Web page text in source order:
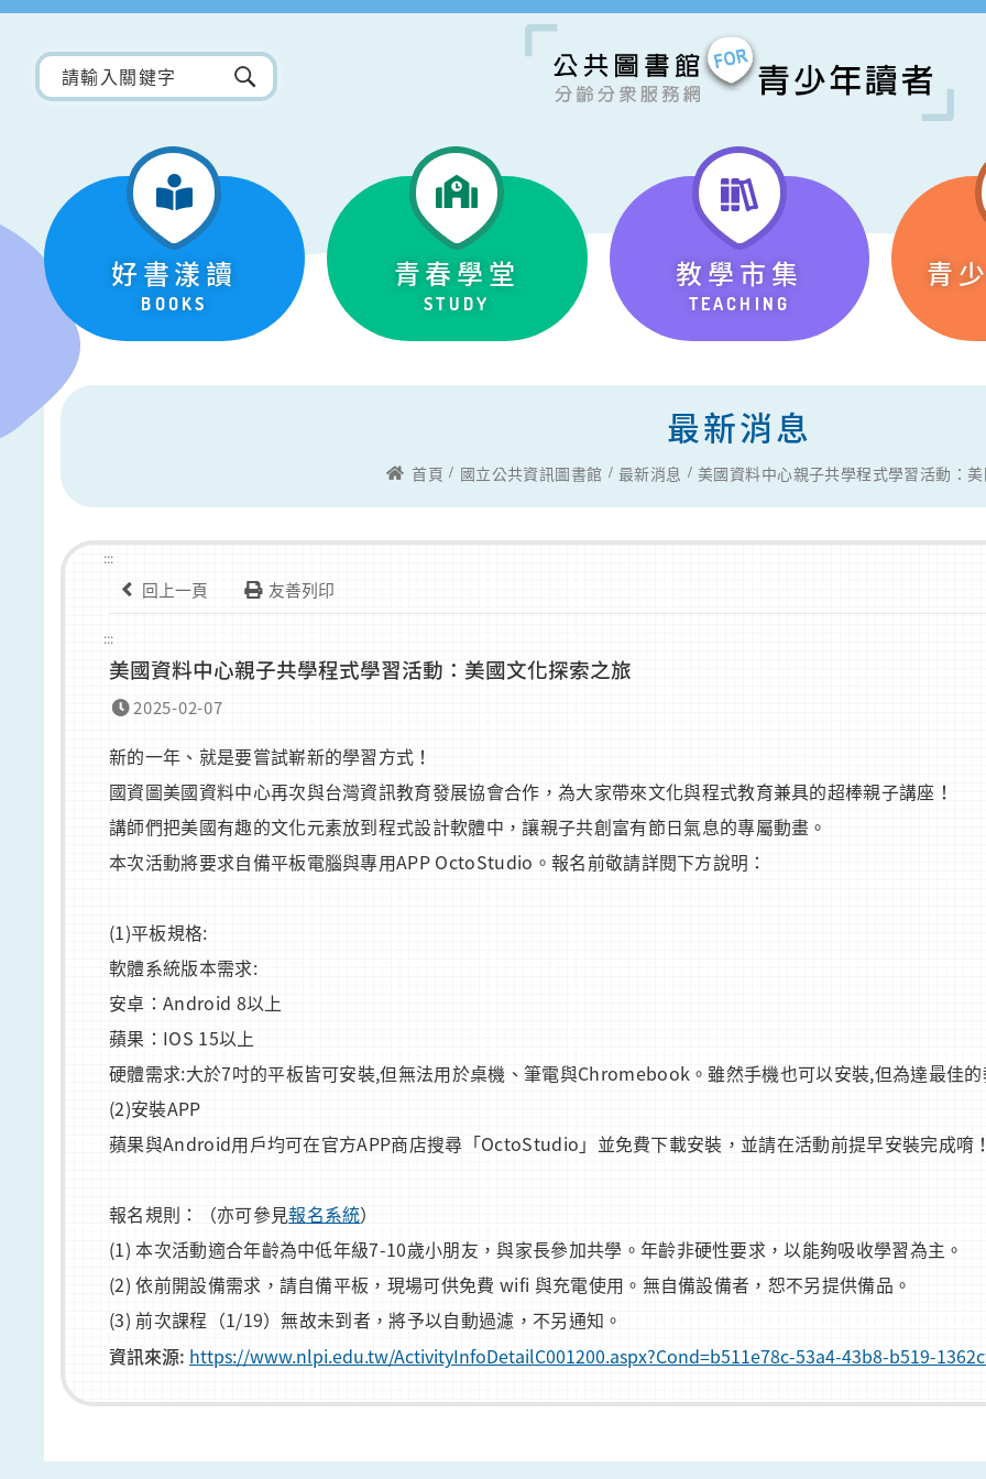
好書漾讀
BOOKS
青春學堂
STUDY
教學市集
TEACHING
青
最新消息
首頁 國立公共資訊圖書館 最新消息 美國資料中心親子共學程式學習活動：
:::
回上一頁 友善列印
:::
美國資料中心親子共學程式學習活動：美國文化探索之旅
2025-02-07
新的一年、就是要嘗試嶄新的學習方式！
國資圖美國資料中心再次與台灣資訊教育發展協會合作，為大家帶來文化與程式教育兼具的超棒親子講座！
講師們把美國有趣的文化元素放到程式設計軟體中，讓親子共創富有節日氣息的專屬動畫。
本次活動將要求自備平板電腦與專用APP OctoStudio。報名前敬請詳閱下方說明：
(1)平板規格:
軟體系統版本需求:
安卓：Android 8以上
蘋果：IOS 15以上
硬體需求:大於7吋的平板皆可安裝,但無法用於桌機、筆電與Chromebook。雖然手機也可以安裝,但為達最佳
(2)安裝APP
蘋果與Android用戶均可在官方APP商店搜尋「OctoStudio」並免費下載安裝，並請在活動前提早安裝完成唷
報名規則：（亦可參見報名系統）
(1) 本次活動適合年齡為中低年級7-10歲小朋友，與家長參加共學。年齡非硬性要求，以能夠吸收學習為主。
(2) 依前開設備需求，請自備平板，現場可供免費 wifi 與充電使用。無自備設備者，恕不另提供備品。
(3) 前次課程（1/19）無故未到者，將予以自動過濾，不另通知。
資訊來源: https://www.nlpi.edu.tw/ActivityInfoDetailC001200.aspx?Cond=b511e78c-53a4-43b8-b519-